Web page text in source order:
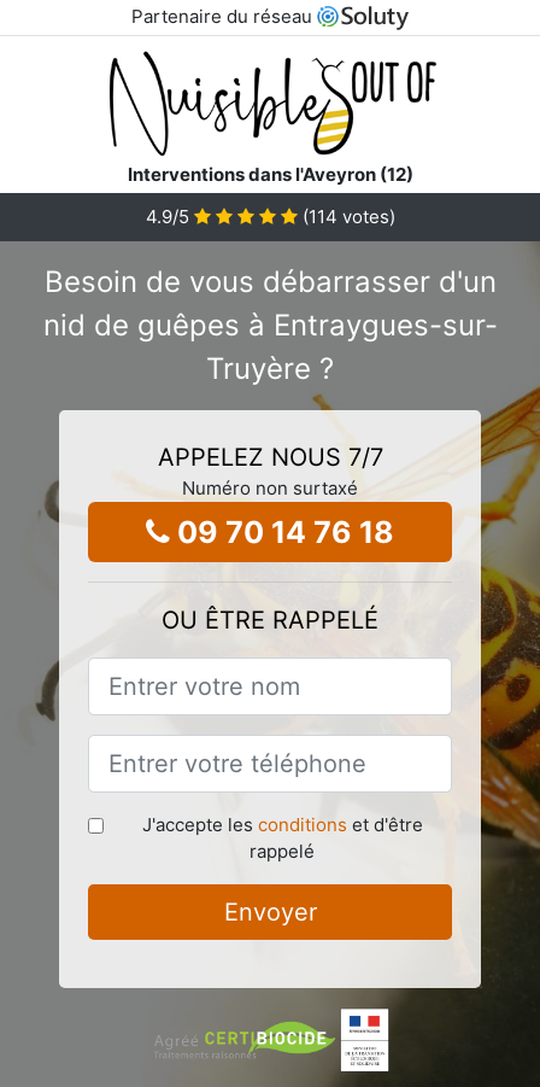
Partenaire du réseau
Interventions dans l'Aveyron (12)
4.9/5 (114 votes)
Besoin de vous débarrasser d'un
nid de guêpes à Entraygues-sur-
Truyère ?
APPELEZ NOUS 7/7
Numéro non surtaxé
09 70 14 76 18
OU ÊTRE RAPPELÉ
J'accepte les conditions et d'être
rappelé
Envoyer